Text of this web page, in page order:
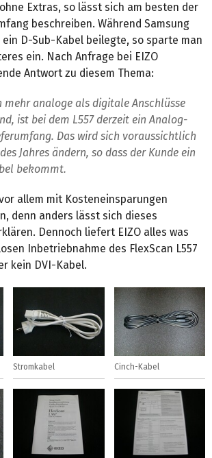
Extras, so lässt sich am besten der
beschreiben. Während Samsung
D-Sub-Kabel beilegte, so sparte man
ein. Nach Anfrage bei EIZO
Antwort zu diesem Thema:
mehr analoge als digitale Anschlüsse
ist bei dem L557 derzeit ein Analog-
Das wird sich voraussichtlich
Jahres ändern, so dass der Kunde ein
bekommt.
allem mit Kosteneinsparungen
denn anders lässt sich dieses
Dennoch liefert EIZO alles was
Inbetriebnahme des FlexScan L557
kein DVI-Kabel.
Stromkabel Cinch-Kabel